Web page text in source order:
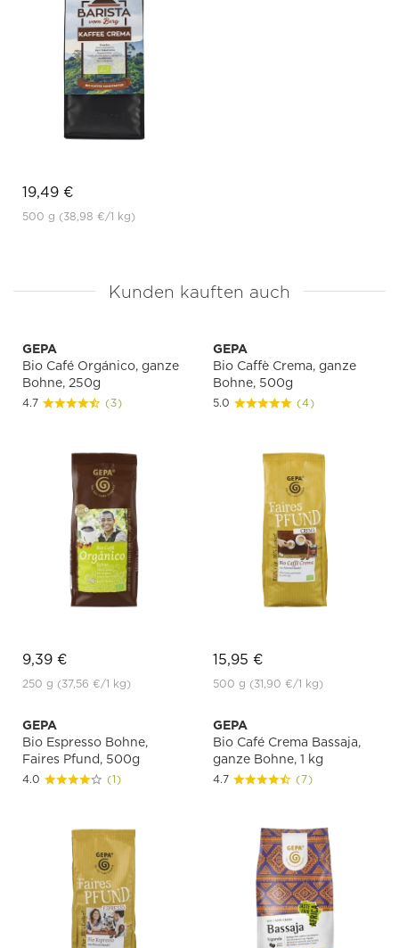
19,49 €
500 g (38,98 €/1 kg)
Kunden kauften auch
GEPA
Bio Café Orgánico, ganze
Bohne, 250g
4.7 (3)
9,39 €
250 g (37,56 €/1 kg)
GEPA
Bio Caffè Crema, ganze
Bohne, 500g
5.0 (4)
15,95 €
500 g (31,90 €/1 kg)
GEPA
Bio Espresso Bohne,
Faires Pfund, 500g
4.0 (1)
GEPA
Bio Café Crema Bassaja,
ganze Bohne, 1 kg
4.7 (7)